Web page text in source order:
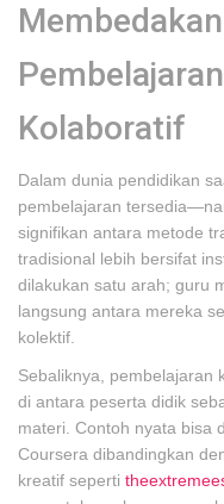
Kolaboratif
Dalam dunia pendidikan
pembelajaran
signifikan antara metode
tradisional lebih bersifat
dilakukan satu arah; guru
langsung antara mereka
kolektif.
Sebaliknya, pembelajaran
di antara peserta didik
materi. Contoh nyata bisa
Coursera dibandingkan
kreatif seperti